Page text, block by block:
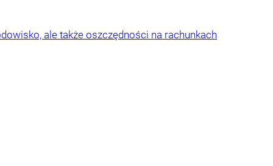
ale także oszczędności na rachunkach